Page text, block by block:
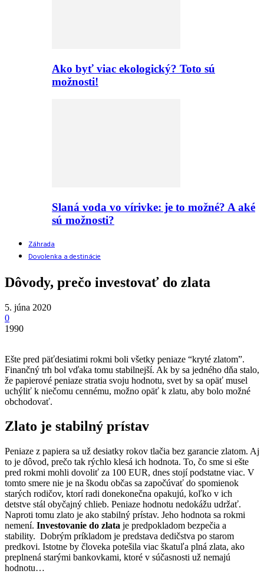
Ako byť viac ekologický? Toto sú
možnosti!
Slaná voda vo vírivke: je to možné? A aké
sú možnosti?
Záhrada
Dovolenka a destinácie
Dôvody, prečo investovať do zlata
5. júna 2020
0
1990
Ešte pred päťdesiatimi rokmi boli všetky peniaze “kryté zlatom”.
Finančný trh bol vďaka tomu stabilnejší. Ak by sa jedného dňa stalo,
že papierové peniaze stratia svoju hodnotu, svet by sa opäť musel
uchýliť k niečomu cennému, možno opäť k zlatu, aby bolo možné
obchodovať.
Zlato je stabilný prístav
Peniaze z papiera sa už desiatky rokov tlačia bez garancie zlatom. Aj
to je dôvod, prečo tak rýchlo klesá ich hodnota. To, čo sme si ešte
pred rokmi mohli dovoliť za 100 EUR, dnes stojí podstatne viac. V
tomto smere nie je na škodu občas sa započúvať do spomienok
starých rodičov, ktorí radi donekonečna opakujú, koľko v ich
detstve stál obyčajný chlieb. Peniaze hodnotu nedokážu udržať.
Naproti tomu zlato je ako stabilný prístav. Jeho hodnota sa rokmi
nemení. Investovanie do zlata je predpokladom bezpečia a
stability. Dobrým príkladom je predstava dedičstva po starom
predkovi. Istotne by človeka potešila viac škatuľa plná zlata, ako
preplnená starými bankovkami, ktoré v súčasnosti už nemajú
hodnotu…